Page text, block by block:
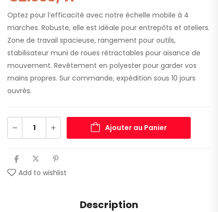
Optez pour l’efficacité avec notre échelle mobile à 4
marches. Robuste, elle est idéale pour entrepôts et ateliers.
Zone de travail spacieuse, rangement pour outils,
stabilisateur muni de roues rétractables pour aisance de
mouvement. Revêtement en polyester pour garder vos
mains propres. Sur commande, expédition sous 10 jours
ouvrés.
Ajouter au Panier
Add to wishlist
Description